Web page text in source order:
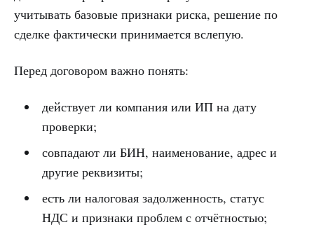
учитывать базовые признаки риска, решение по
сделке фактически принимается вслепую.
Перед договором важно понять:
действует ли компания или ИП на дату
проверки;
совпадают ли БИН, наименование, адрес и
другие реквизиты;
есть ли налоговая задолженность, статус
НДС и признаки проблем с отчётностью;